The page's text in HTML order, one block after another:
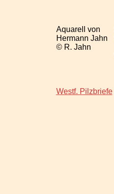
Aquarell von
Hermann Jahn
© R. Jahn
Westf. Pilzbriefe